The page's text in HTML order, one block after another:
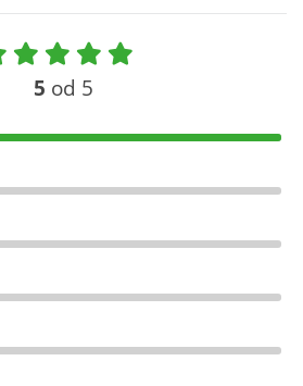
5 od 5